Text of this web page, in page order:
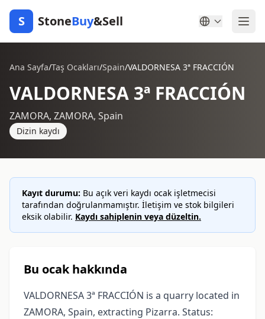
S StoneBuy&Sell
Ana Sayfa/Taş Ocakları/Spain/VALDORNESA 3ª FRACCIÓN
VALDORNESA 3ª FRACCIÓN
ZAMORA, ZAMORA, Spain
Dizin kaydı
Kayıt durumu: Bu açık veri kaydı ocak işletmecisi
tarafından doğrulanmamıştır. İletişim ve stok bilgileri
eksik olabilir. Kaydı sahiplenin veya düzeltin.
Bu ocak hakkında
VALDORNESA 3ª FRACCIÓN is a quarry located in
ZAMORA, Spain, extracting Pizarra. Status: